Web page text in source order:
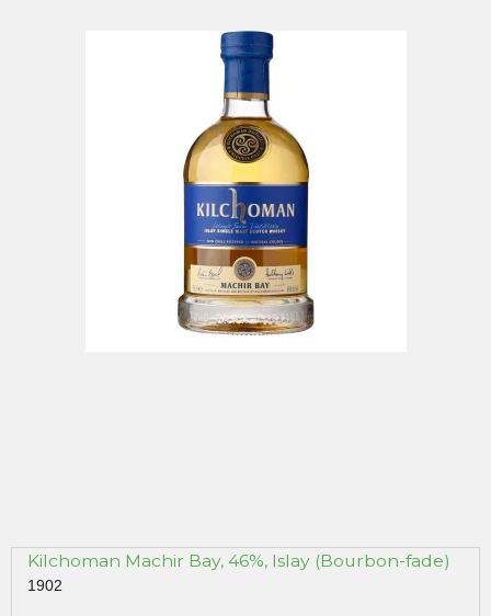
Kilchoman Machir Bay, 46%, Islay (Bourbon-fade)
1902